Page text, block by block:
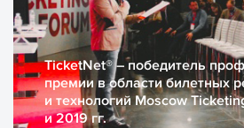
TicketNet® – победитель
премии в области билетных
и технологий Moscow
и 2019 гг.